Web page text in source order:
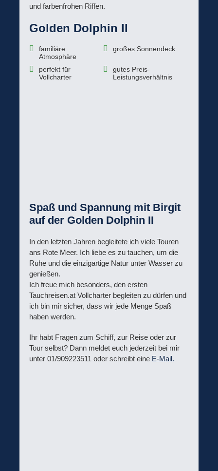
und farbenfrohen Riffen.
Golden Dolphin II
familiäre
Atmosphäre
großes Sonnendeck
perfekt für
Vollcharter
gutes Preis-
Leistungsverhältnis
Spaß und Spannung mit Birgit
auf der Golden Dolphin II
In den letzten Jahren begleitete ich viele Touren
ans Rote Meer. Ich liebe es zu tauchen, um die
Ruhe und die einzigartige Natur unter Wasser zu
genießen.
Ich freue mich besonders, den ersten
Tauchreisen.at Vollcharter begleiten zu dürfen und
ich bin mir sicher, dass wir jede Menge Spaß
haben werden.
Ihr habt Fragen zum Schiff, zur Reise oder zur
Tour selbst? Dann meldet euch jederzeit bei mir
unter 01/909223511 oder schreibt eine E-Mail.